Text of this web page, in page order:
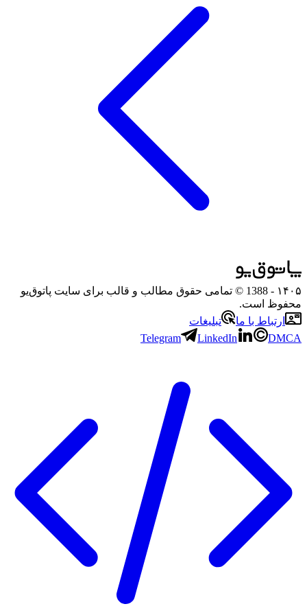
۱۴۰۵
- 1388 © تمامی حقوق مطالب و قالب برای سایت پاتوق‌یو
محفوظ است.
ارتباط با ما
تبلیغات
Telegram
LinkedIn DMCA